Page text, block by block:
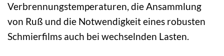
Verbrennungstemperaturen, die Ansammlung
von Ruß und die Notwendigkeit eines robusten
Schmierfilms auch bei wechselnden Lasten.